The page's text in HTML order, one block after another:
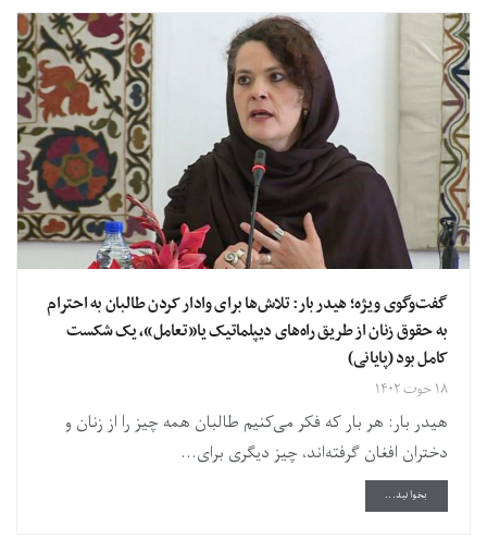
گفت‌وگوی ویژه؛ هیدر بار: تلاش‌ها برای وادار کردن طالبان به احترام
به حقوق زنان از طریق راه‌های دیپلماتیک یا«تعامل»، یک شکست
کامل بود (پایانی)
۱۸ حوت ۱۴۰۲
هیدر بار: هر بار که فکر می‌کنیم طالبان همه چیز را از زنان و
دختران افغان گرفته‌اند، چیز دیگری برای...
بخوانید...